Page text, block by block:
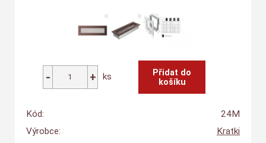
ks
Kód:
24M
Výrobce:
Kratki